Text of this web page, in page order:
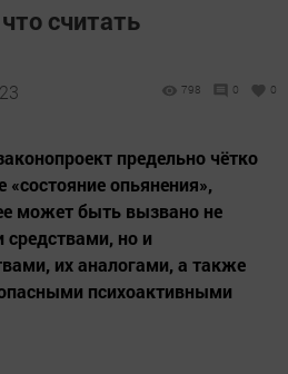
считать
798 0 0
предельно чётко
«состояние опьянения»,
может быть вызвано не
средствами, но и
их аналогами, а также
психоактивными